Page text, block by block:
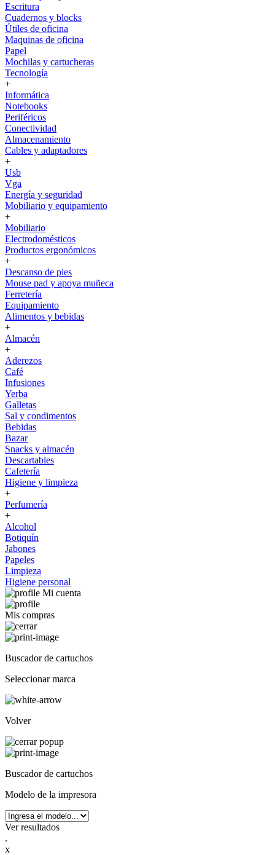
Escritura
Cuadernos y blocks
Útiles de oficina
Maquinas de oficina
Papel
Mochilas y cartucheras
Tecnología
+
Informática
Notebooks
Periféricos
Conectividad
Almacenamiento
Cables y adaptadores
+
Usb
Vga
Energía y seguridad
Mobiliario y equipamiento
+
Mobiliario
Electrodomésticos
Productos ergonómicos
+
Descanso de pies
Mouse pad y apoya muñeca
Ferretería
Equipamiento
Alimentos y bebidas
+
Almacén
+
Aderezos
Café
Infusiones
Yerba
Galletas
Sal y condimentos
Bebidas
Bazar
Snacks y almacén
Descartables
Cafetería
Higiene y limpieza
+
Perfumería
+
Alcohol
Botiquín
Jabones
Papeles
Limpieza
Higiene personal
Mi cuenta
Mis compras
Buscador de cartuchos
Seleccionar marca
Volver
Buscador de cartuchos
Modelo de la impresora
Ver resultados
.
x